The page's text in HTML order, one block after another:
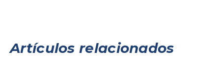
Artículos relacionados